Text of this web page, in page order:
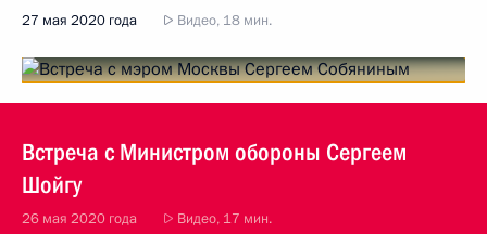
27 мая 2020 года Видео, 18 мин.
Встреча с Министром обороны Сергеем
Шойгу
26 мая 2020 года Видео, 17 мин.